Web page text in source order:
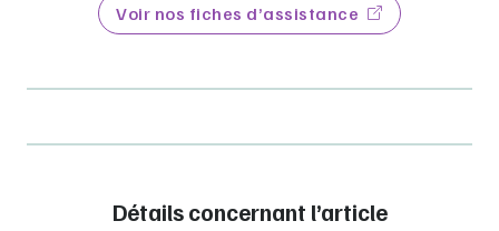
Voir nos fiches d’assistance
Détails concernant l’article